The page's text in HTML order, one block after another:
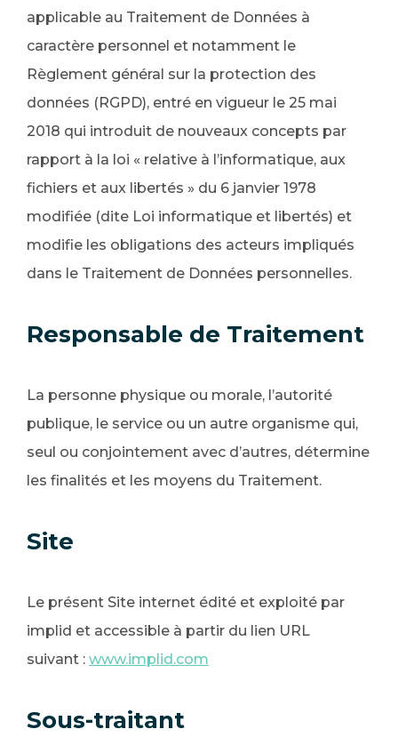
applicable au Traitement de Données à
caractère personnel et notamment le
Règlement général sur la protection des
données (RGPD), entré en vigueur le 25 mai
2018 qui introduit de nouveaux concepts par
rapport à la loi « relative à l’informatique, aux
fichiers et aux libertés » du 6 janvier 1978
modifiée (dite Loi informatique et libertés) et
modifie les obligations des acteurs impliqués
dans le Traitement de Données personnelles.
Responsable de Traitement
La personne physique ou morale, l’autorité
publique, le service ou un autre organisme qui,
seul ou conjointement avec d’autres, détermine
les finalités et les moyens du Traitement.
Site
Le présent Site internet édité et exploité par
implid et accessible à partir du lien URL
suivant : www.implid.com
Sous-traitant